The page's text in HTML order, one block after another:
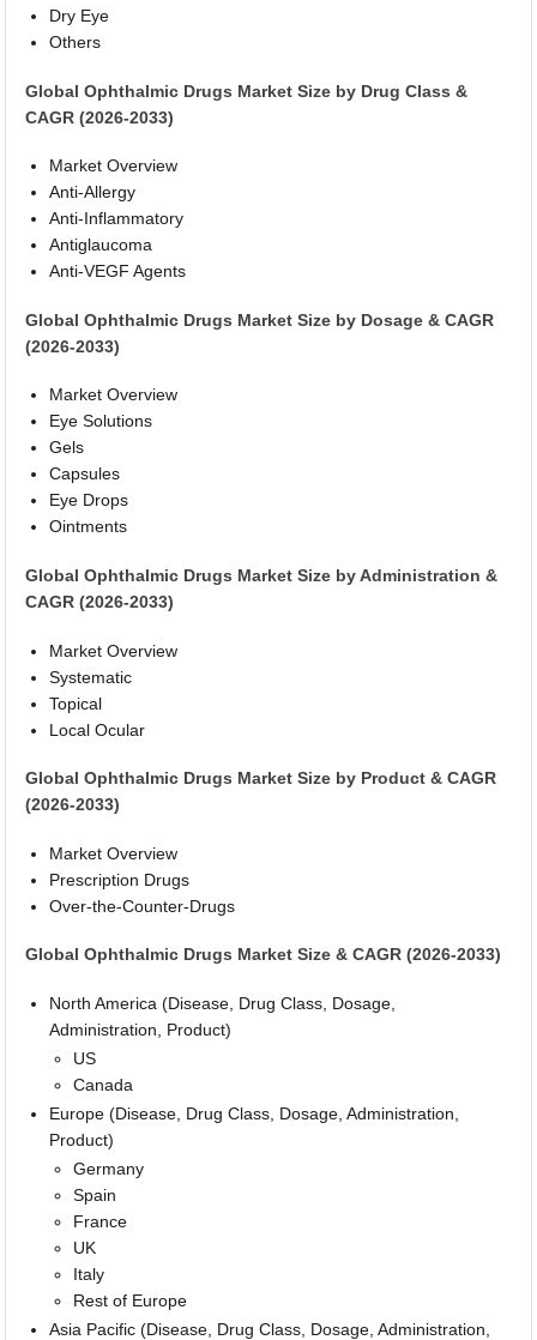
Dry Eye
Others
Global Ophthalmic Drugs Market Size by Drug Class &
CAGR (2026-2033)
Market Overview
Anti-Allergy
Anti-Inflammatory
Antiglaucoma
Anti-VEGF Agents
Global Ophthalmic Drugs Market Size by Dosage & CAGR
(2026-2033)
Market Overview
Eye Solutions
Gels
Capsules
Eye Drops
Ointments
Global Ophthalmic Drugs Market Size by Administration &
CAGR (2026-2033)
Market Overview
Systematic
Topical
Local Ocular
Global Ophthalmic Drugs Market Size by Product & CAGR
(2026-2033)
Market Overview
Prescription Drugs
Over-the-Counter-Drugs
Global Ophthalmic Drugs Market Size & CAGR (2026-2033)
North America (Disease, Drug Class, Dosage,
Administration, Product)
US
Canada
Europe (Disease, Drug Class, Dosage, Administration,
Product)
Germany
Spain
France
UK
Italy
Rest of Europe
Asia Pacific (Disease, Drug Class, Dosage, Administration,